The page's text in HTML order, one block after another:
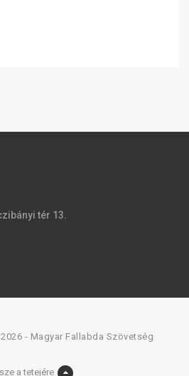
tér 13.
- Magyar Fallabda Szövetség
a tetejére